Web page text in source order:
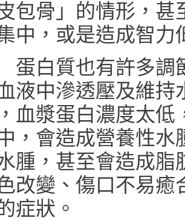
皮包骨」的情形，
中，或是造成智力
白質也有許多調
液中滲透壓及維持
血漿蛋白濃度太低
，會造成營養性水
腫，甚至會造成脂
改變、傷口不易癒
症狀。